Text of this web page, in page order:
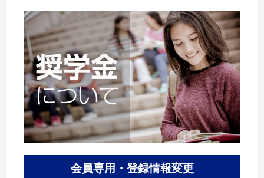
会員専用・登録情報変更